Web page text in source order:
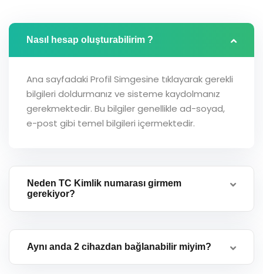
Nasıl hesap oluşturabilirim ?
Ana sayfadaki Profil Simgesine tıklayarak gerekli
bilgileri doldurmanız ve sisteme kaydolmanız
gerekmektedir. Bu bilgiler genellikle ad-soyad,
e-post gibi temel bilgileri içermektedir.
Neden TC Kimlik numarası girmem
gerekiyor?
Aynı anda 2 cihazdan bağlanabilir miyim?